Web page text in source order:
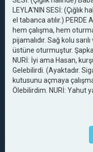
LEYLA'NIN SESİ:
el tabanca atılır.) PERDE
hem çalışma, hem
pijamalıdır. Sağ kolu
üstüne oturmuştur.
NURİ: İyi ama Hasan,
Gelebilirdi. (Ayaktadır.
kutusunu açmaya
Ölebilirdim. NURİ: Yahut